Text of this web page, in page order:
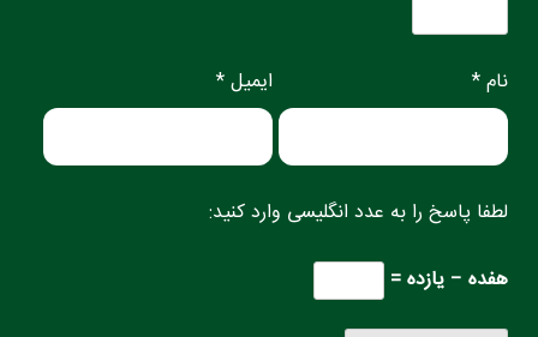
نام * ایمیل *
لطفا پاسخ را به عدد انگلیسی وارد کنید:
هفده − یازده =